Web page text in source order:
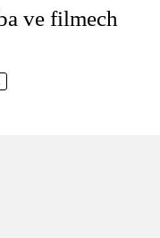
ve filmech